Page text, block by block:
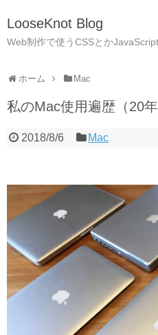
LooseKnot Blog
Web制作で使うCSSとか
ホーム Mac
私のMac使用遍歴（20年
2018/8/6 Mac